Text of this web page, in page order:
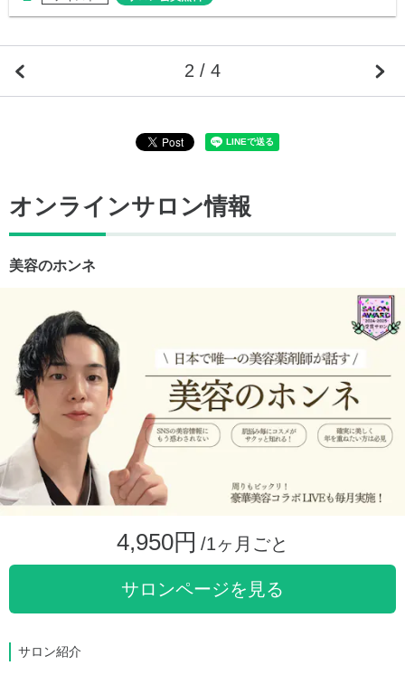
2 / 4
オンラインサロン情報
美容のホンネ
4,950円 /1ヶ月ごと
サロンページを見る
サロン紹介